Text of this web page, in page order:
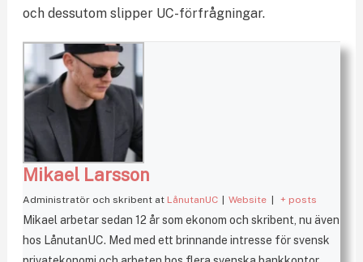
och dessutom slipper UC-förfrågningar.
Mikael Larsson
Administratör och skribent at LånutanUC | Website | + posts
Mikael arbetar sedan 12 år som ekonom och skribent, nu även
hos LånutanUC. Med med ett brinnande intresse för svensk